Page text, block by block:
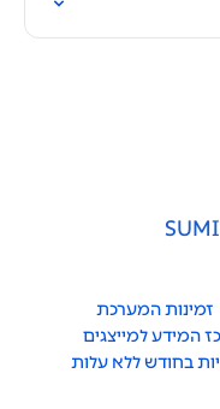
זמינות המערכת
המידע למייצגים